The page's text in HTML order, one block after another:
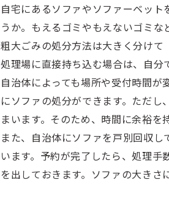
自宅にあるソファやソファーベッ
うか。もえるゴミやもえないゴミな
粗大ごみの処分方法は大きく分けて
処理場に直接持ち込む場合は、自分
自治体によっても場所や受付時間
にソファの処分ができます。ただ
まいます。そのため、時間に余裕を
また、自治体にソファを戸別回収
います。予約が完了したら、処理
を出しておきます。ソファの大きさ